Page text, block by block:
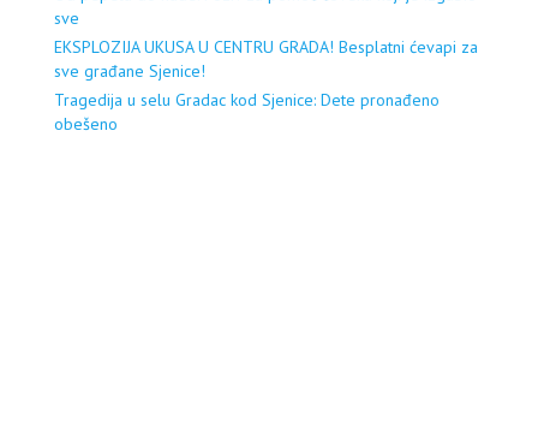
sve
EKSPLOZIJA UKUSA U CENTRU GRADA! Besplatni ćevapi za
sve građane Sjenice!
Tragedija u selu Gradac kod Sjenice: Dete pronađeno
obešeno